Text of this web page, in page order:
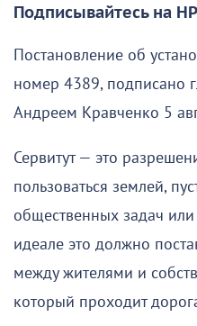
Подписывайтесь на
Постановление об
номер 4389, подписано
Андреем Кравченко 5
Сервитут — это
пользоваться землей,
общественных задач
идеале это должно
между жителями и
который проходит